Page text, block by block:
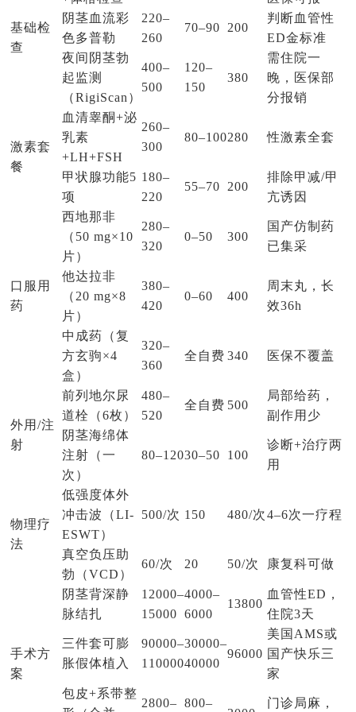
基础检
查
阴茎血流彩
色多普勒
220–
260
70–90 200
判断血管性
ED金标准
夜间阴茎勃
起监测
（RigiScan）
400–
500
120–
150
380
需住院一
晚，医保部
分报销
激素套
餐
血清睾酮+泌
乳素
+LH+FSH
260–
300
80–100280 性激素全套
甲状腺功能5
项
180–
220
55–70 200
排除甲减/甲
亢诱因
口服用
药
西地那非
（50 mg×10
片）
280–
320
0–50 300
国产仿制药
已集采
他达拉非
（20 mg×8
片）
380–
420
0–60 400
周末丸，长
效36h
中成药（复
方玄驹×4
盒）
320–
360
全自费 340 医保不覆盖
外用/注
射
前列地尔尿
道栓（6枚）
480–
520
全自费 500
局部给药，
副作用少
阴茎海绵体
注射（一
次）
80–12030–50 100
诊断+治疗两
用
物理疗
法
低强度体外
冲击波（LI-
ESWT）
500/次 150 480/次 4–6次一疗程
真空负压助
勃（VCD）
60/次 20 50/次 康复科可做
手术方
案
阴茎背深静
脉结扎
12000–
15000
4000–
6000
13800
血管性ED，
住院3天
三件套可膨
胀假体植入
90000–
110000
30000–
40000
96000
美国AMS或
国产快乐三
家
包皮+系带整
2800– 800– 门诊局麻，